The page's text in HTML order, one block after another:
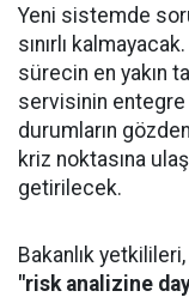
Yeni sistemde
sınırlı
sürecin en yakın
servisinin entegre
durumların
kriz noktasına
getirilecek.
Bakanlık
"risk analizine